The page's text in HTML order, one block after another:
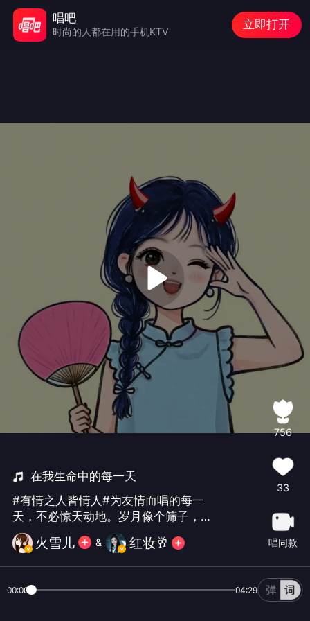
在我生命中的每一天
#有情之人皆情人#为友情而唱的每一
天，不必惊天动地。岁月像个筛子，留
下的人不多……在我生命中的每一天，让
我们继续友爱歌唱吧，情人节快乐ᥬᥬ😎ᩤᩤ
（并没有勤快，很久很久以前的库存ᥬᥬ
😂ᩤᩤ）
火雪儿 & 红妆🥂
756
33
唱同款
00:00 04:29
唱吧
时尚的人都在用的手机KTV
立即打开